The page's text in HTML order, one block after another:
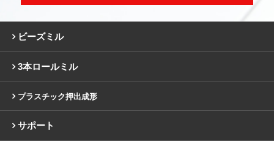
ビーズミル
3本ロールミル
プラスチック押出成形
サポート